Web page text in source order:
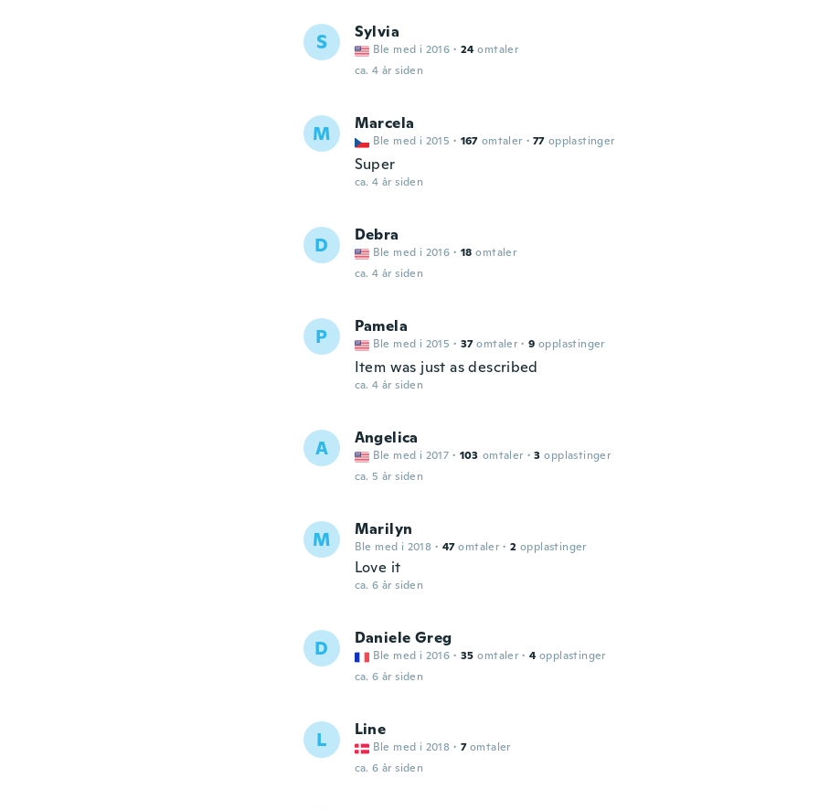
S Sylvia
Ble med i 2016 · 24 omtaler
ca. 4 år siden
M Marcela
Ble med i 2015 · 167 omtaler · 77 opplastinger
Super
ca. 4 år siden
D Debra
Ble med i 2016 · 18 omtaler
ca. 4 år siden
P Pamela
Ble med i 2015 · 37 omtaler · 9 opplastinger
Item was just as described
ca. 4 år siden
A Angelica
Ble med i 2017 · 103 omtaler · 3 opplastinger
ca. 5 år siden
M Marilyn
Ble med i 2018 · 47 omtaler · 2 opplastinger
Love it
ca. 6 år siden
D Daniele Greg
Ble med i 2016 · 35 omtaler · 4 opplastinger
ca. 6 år siden
L Line
Ble med i 2018 · 7 omtaler
ca. 6 år siden